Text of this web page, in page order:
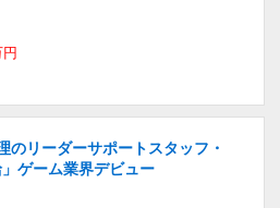
のリーダーサポートスタッフ・
ゲーム業界デビュー